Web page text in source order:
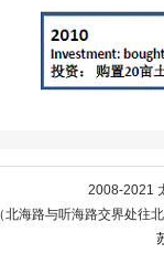
2008-2021
北海路与听海路交界